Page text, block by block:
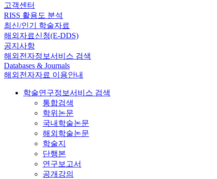
고객센터
RISS 활용도 분석
최신/인기 학술자료
해외자료신청(E-DDS)
공지사항
해외전자정보서비스 검색
Databases & Journals
해외전자자료 이용안내
학술연구정보서비스 검색
통합검색
학위논문
국내학술논문
해외학술논문
학술지
단행본
연구보고서
공개강의